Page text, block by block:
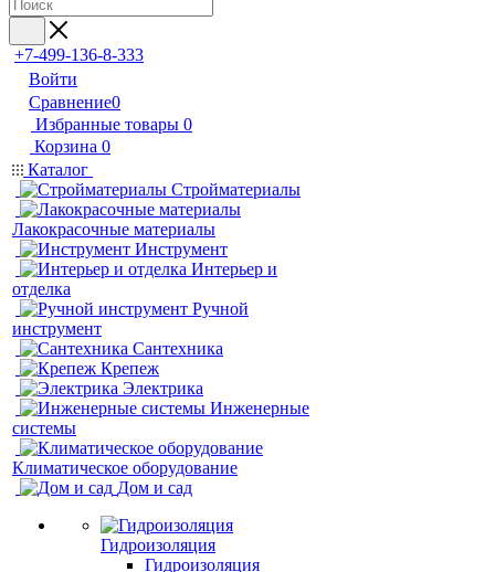
+7-499-136-8-333
Войти
Сравнение0
Избранные товары 0
Корзина 0
Каталог
Стройматериалы
Лакокрасочные материалы
Инструмент
Интерьер и
отделка
Ручной
инструмент
Сантехника
Крепеж
Электрика
Инженерные
системы
Климатическое оборудование
Дом и сад
Гидроизоляция
Гидроизоляция